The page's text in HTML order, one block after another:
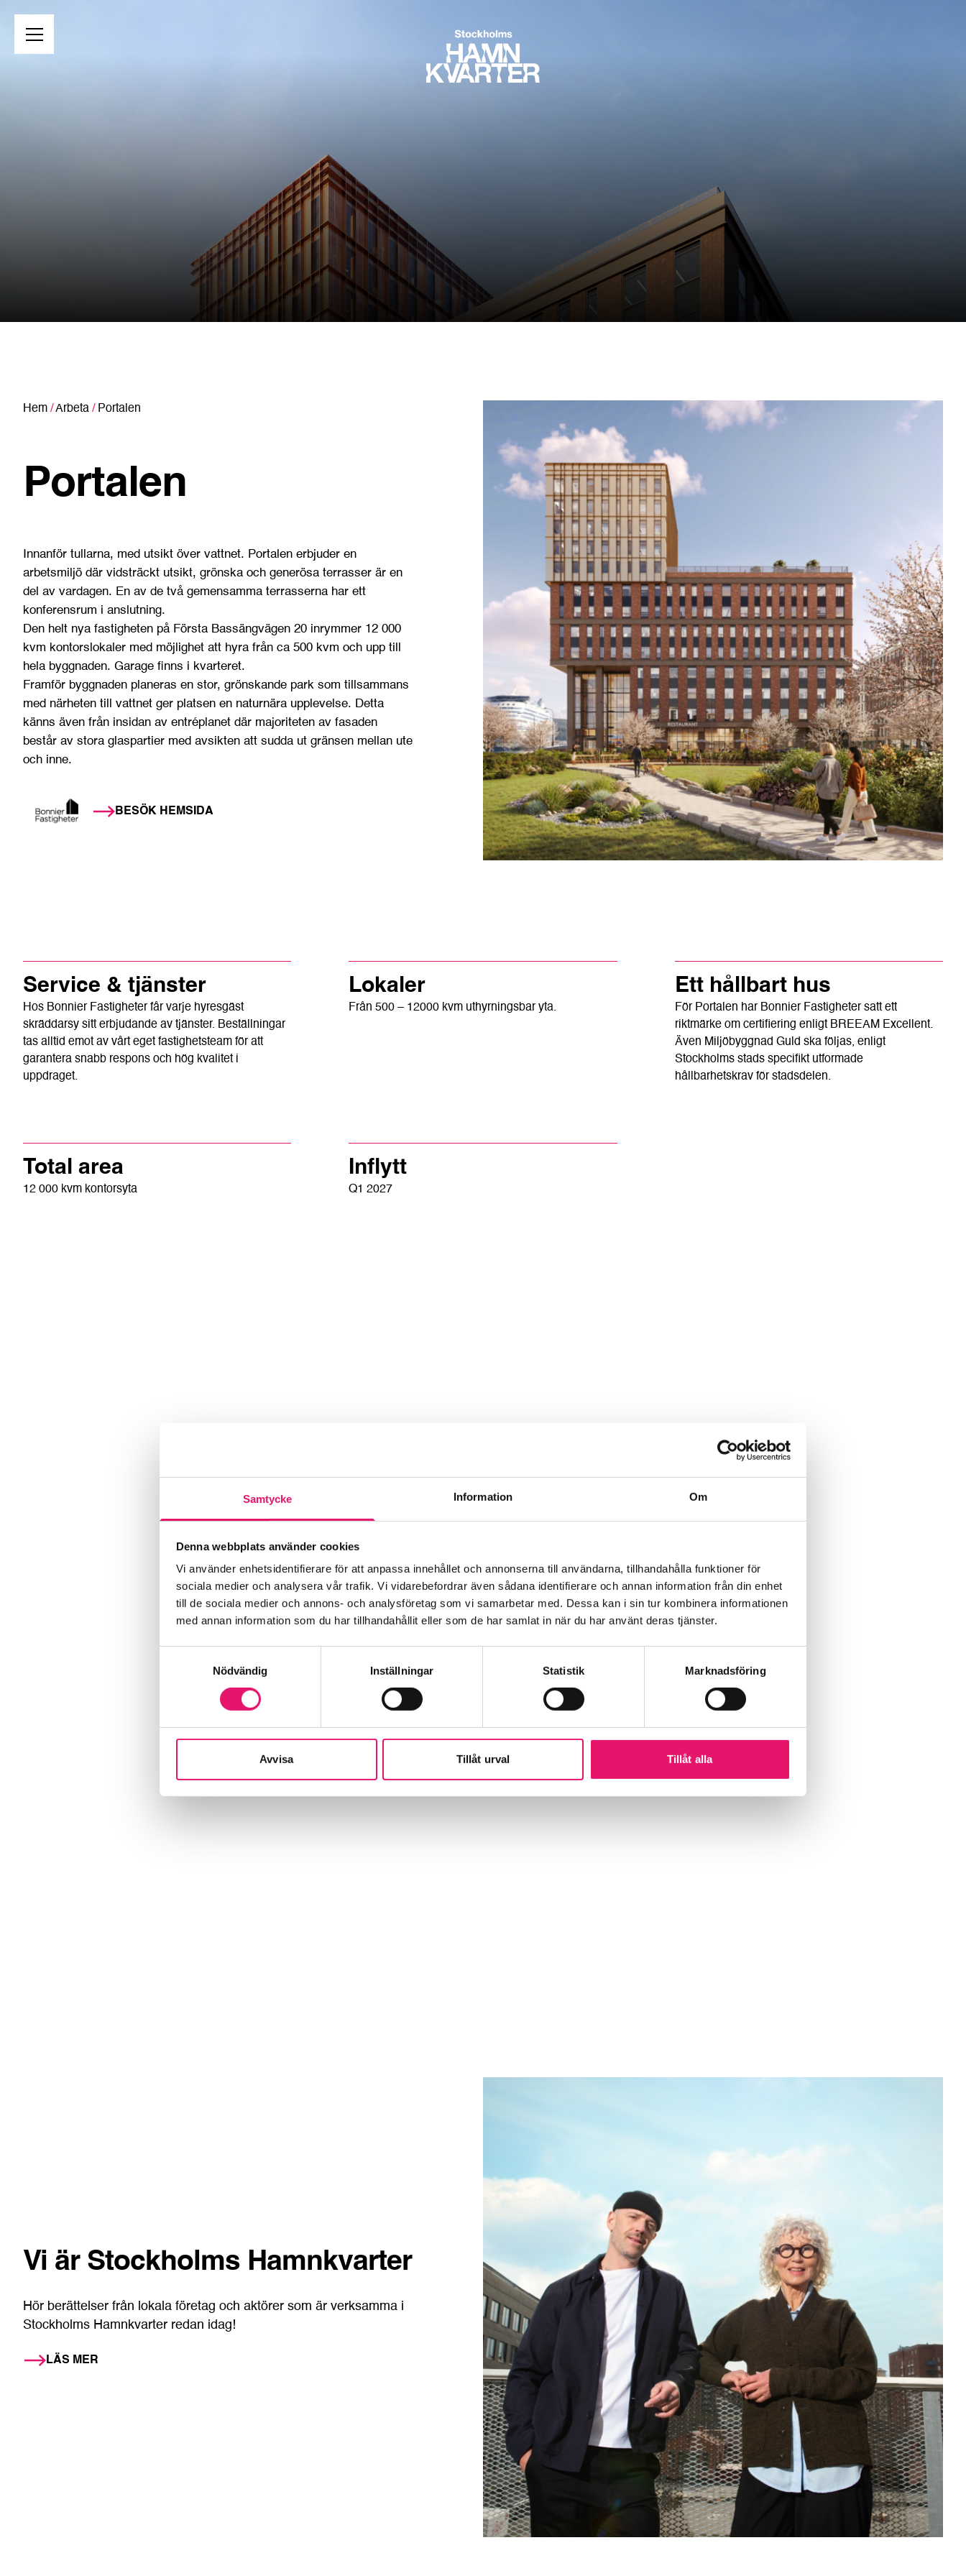
Samtycke Information Om
Denna webbplats använder cookies
Vi använder enhetsidentifierare för att anpassa innehållet och annonserna till användarna, tillhandahålla funktioner för
sociala medier och analysera vår trafik. Vi vidarebefordrar även sådana identifierare och annan information från din enhet
till de sociala medier och annons- och analysföretag som vi samarbetar med. Dessa kan i sin tur kombinera informationen
med annan information som du har tillhandahållit eller som de har samlat in när du har använt deras tjänster.
Nödvändig
Inställningar Statistik Marknadsföring
Avvisa Tillåt urval Tillåt alla
Stockholms Hamnkvarter
Hem /Arbeta / Portalen
Portalen
Innanför tullarna, med utsikt över vattnet. Portalen erbjuder en
arbetsmiljö där vidsträckt utsikt, grönska och generösa terrasser är en
del av vardagen. En av de två gemensamma terrasserna har ett
konferensrum i anslutning.
Den helt nya fastigheten på Första Bassängvägen 20 inrymmer 12 000
kvm kontorslokaler med möjlighet att hyra från ca 500 kvm och upp till
hela byggnaden. Garage finns i kvarteret.
Framför byggnaden planeras en stor, grönskande park som tillsammans
med närheten till vattnet ger platsen en naturnära upplevelse. Detta
känns även från insidan av entréplanet där majoriteten av fasaden
består av stora glaspartier med avsikten att sudda ut gränsen mellan ute
och inne.
BESÖK HEMSIDA
Service & tjänster
Hos Bonnier Fastigheter får varje hyresgäst
skräddarsy sitt erbjudande av tjänster. Beställningar
tas alltid emot av vårt eget fastighetsteam för att
garantera snabb respons och hög kvalitet i
uppdraget.
Lokaler
Från 500 – 12000 kvm uthyrningsbar yta.
Ett hållbart hus
För Portalen har Bonnier Fastigheter satt ett
riktmärke om certifiering enligt BREEAM Excellent.
Även Miljöbyggnad Guld ska följas, enligt
Stockholms stads specifikt utformade
hållbarhetskrav för stadsdelen.
Total area
12 000 kvm kontorsyta
Inflytt
Q1 2027
Vi är Stockholms Hamnkvarter
Hör berättelser från lokala företag och aktörer som är verksamma i
Stockholms Hamnkvarter redan idag!
LÄS MER